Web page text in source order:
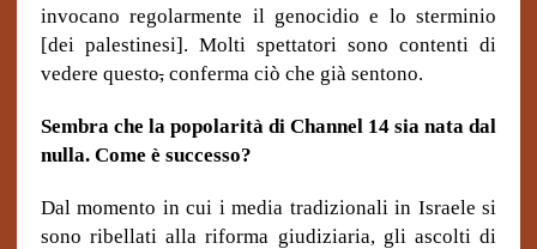
invocano regolarmente il genocidio e lo sterminio
[dei palestinesi]. Molti spettatori sono contenti di
vedere questo,conferma ciò che già sentono.
Sembra che la popolarità di Channel 14 sia nata dal
nulla. Come è successo?
Dal momento in cui i media tradizionali in Israele si
sono ribellati alla riforma giudiziaria, gli ascolti di